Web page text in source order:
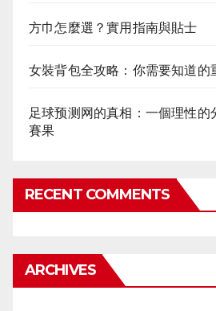
方巾怎麼選？實用指南與貼士
女裝背包全攻略：你需要知道的
足球预测网的真相：一個理性的
賽果
RECENT COMMENTS
ARCHIVES